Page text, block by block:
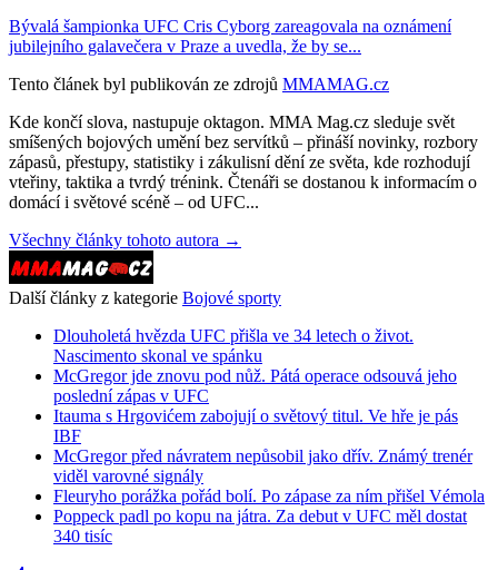
Bývalá šampionka UFC Cris Cyborg zareagovala na oznámení
jubilejního galavečera v Praze a uvedla, že by se...
Tento článek byl publikován ze zdrojů MMAMAG.cz
Kde končí slova, nastupuje oktagon. MMA Mag.cz sleduje svět
smíšených bojových umění bez servítků – přináší novinky, rozbory
zápasů, přestupy, statistiky i zákulisní dění ze světa, kde rozhodují
vteřiny, taktika a tvrdý trénink. Čtenáři se dostanou k informacím o
domácí i světové scéně – od UFC...
Všechny články tohoto autora →
Další články z kategorie Bojové sporty
Dlouholetá hvězda UFC přišla ve 34 letech o život.
Nascimento skonal ve spánku
McGregor jde znovu pod nůž. Pátá operace odsouvá jeho
poslední zápas v UFC
Itauma s Hrgovićem zabojují o světový titul. Ve hře je pás
IBF
McGregor před návratem nepůsobil jako dřív. Známý trenér
viděl varovné signály
Fleuryho porážka pořád bolí. Po zápase za ním přišel Vémola
Poppeck padl po kopu na játra. Za debut v UFC měl dostat
340 tisíc